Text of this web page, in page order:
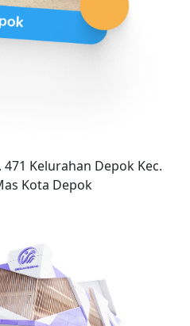
Kelurahan Depok Kec.
Kota Depok